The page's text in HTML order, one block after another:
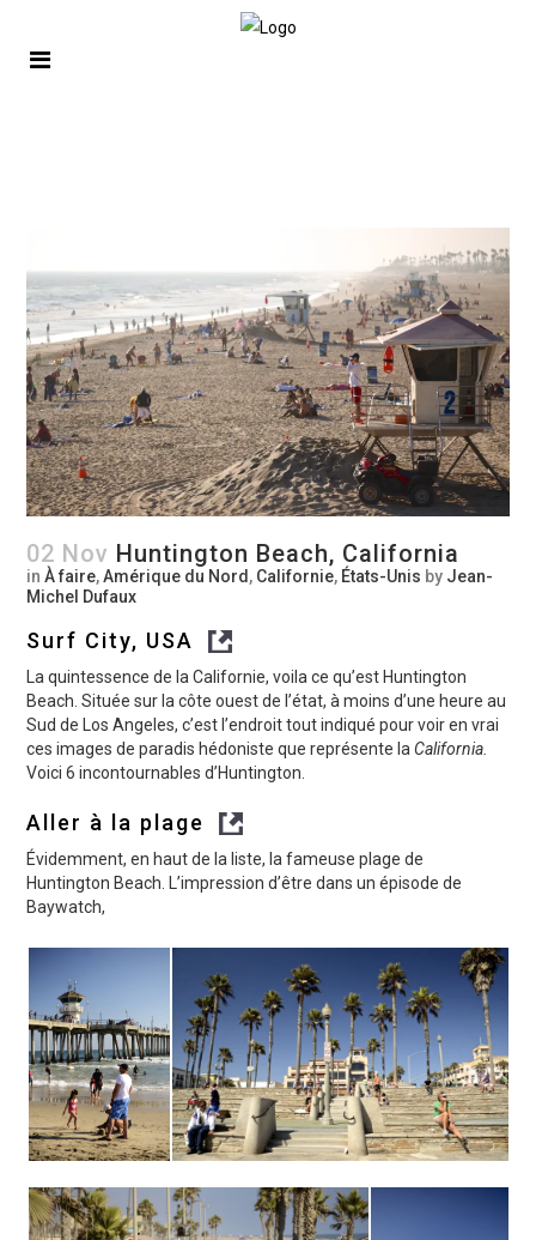
02 Nov Huntington Beach, California
inÀ faire,Amérique du Nord , Californie, États-Unis by Jean-
Michel Dufaux
Surf City, USA
La quintessence de la Californie, voila ce qu’est Huntington
Beach. Située sur la côte ouest de l’état, à moins d’une heure au
Sud de Los Angeles, c’est l’endroit tout indiqué pour voir en vrai
ces images de paradis hédoniste que représente laCalifornia.
Voici 6 incontournables d’Huntington.
Aller à la plage
Évidemment, en haut de la liste, la fameuse plage de
Huntington Beach. L’impression d’être dans un épisode de
Baywatch,